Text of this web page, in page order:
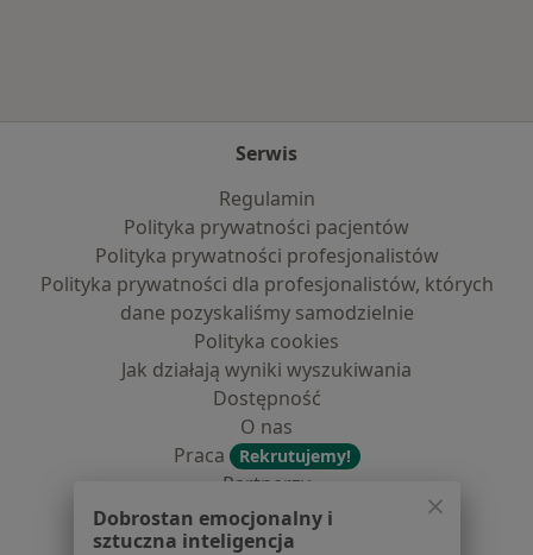
Serwis
Regulamin
Polityka prywatności pacjentów
Polityka prywatności profesjonalistów
Polityka prywatności dla profesjonalistów, których
dane pozyskaliśmy samodzielnie
Polityka cookies
Jak działają wyniki wyszukiwania
Dostępność
O nas
Praca
Rekrutujemy!
Partnerzy
Centrum prasowe
Kontakt
Dobrostan emocjonalny i
sztuczna inteligencja